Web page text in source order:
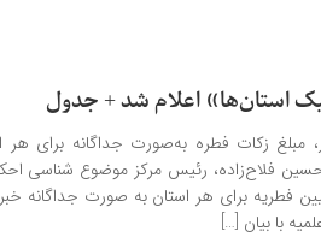
استان‌ها» اعلام شد + جدول
مبلغ زکات فطره به‌صورت جداگانه برای
فلاح‌زاده، رئیس مرکز موضوع شناسی
فطریه برای هر استان به صورت جداگانه
با بیان […]